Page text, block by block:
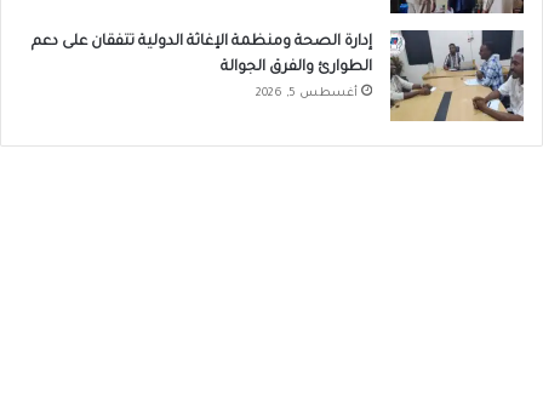
إدارة الصحة ومنظمة الإغاثة الدولية تتفقان على دعم
الطوارئ والفرق الجوالة
أغسطس 5, 2026